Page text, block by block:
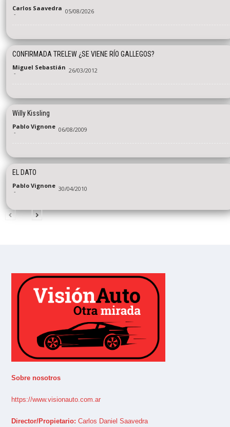
Carlos Saavedra
- 05/08/2026
CONFIRMADA TRELEW ¿SE VIENE RÍO GALLEGOS?
Miguel Sebastián
- 26/03/2012
Willy Kissling
Pablo Vignone
- 06/08/2009
EL DATO
Pablo Vignone
- 30/04/2010
Sobre nosotros
https://www.visionauto.com.ar
Director/Propietario: Carlos Daniel Saavedra